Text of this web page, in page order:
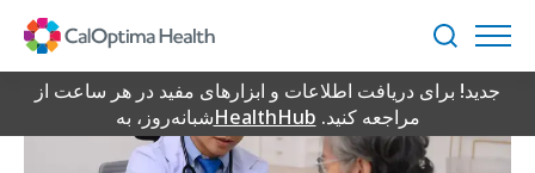
Content
جستجو
جدید! برای دریافت اطلاعات و ابزارهای مفید در هر ساعت از
شبانه‌روز، بهHealthHub مراجعه کنید.